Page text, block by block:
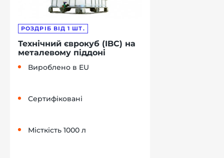
РОЗДРІБ ВІД 1 ШТ.
Технічний єврокуб (IBC) на
металевому піддоні
Вироблено в EU
Сертифіковані
Місткість 1000 л